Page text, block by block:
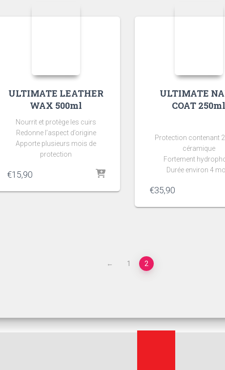
ULTIMATE LEATHER
WAX 500ml
Nourrit et protège les cuirs
Redonne l’aspect d’origine
Apporte plusieurs mois de
protection
€15,90
ULTIMATE
COAT 250ml
Protection contenant
céramique
Fortement
Durée environ 4
€35,90
← 1 2